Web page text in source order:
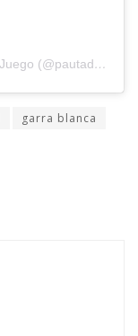
Una publicación compartida de Pauta de Juego (@pautadejuego)
garra blanca